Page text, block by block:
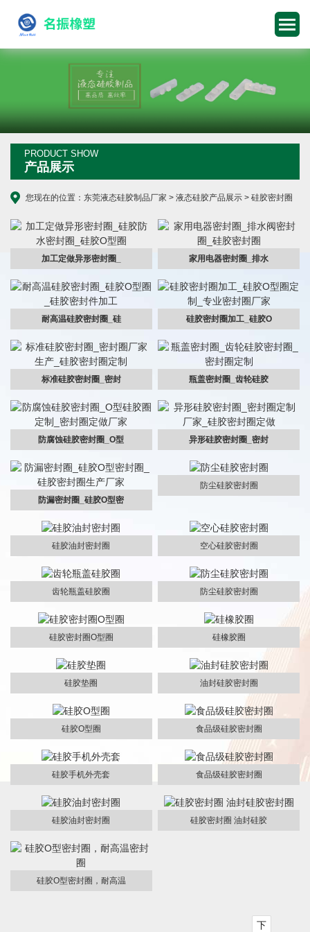
PRODUCT SHOW
产品展示
您现在的位置： 东莞液态硅胶制品厂家 > 液态硅胶产品展示 > 硅胶密封圈
加工定做异形密封圈_ 家用电器密封圈_排水
耐高温硅胶密封圈_硅 硅胶密封圈加工_硅胶O
标准硅胶密封圈_密封 瓶盖密封圈_齿轮硅胶
防腐蚀硅胶密封圈_O型 异形硅胶密封圈_密封
防漏密封圈_硅胶O型密
防尘硅胶密封圈
硅胶油封密封圈 空心硅胶密封圈
齿轮瓶盖硅胶圈 防尘硅胶密封圈
硅胶密封圈O型圈 硅橡胶圈
硅胶垫圈 油封硅胶密封圈
硅胶O型圈 食品级硅胶密封圈
硅胶手机外壳套 食品级硅胶密封圈
硅胶油封密封圈 硅胶密封圈 油封硅胶
硅胶O型密封圈，耐高温
下